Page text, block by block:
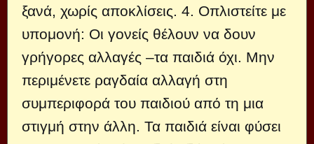
ξανά, χωρίς αποκλίσεις. 4. Oπλιστείτε με
υπομονή: Οι γονείς θέλουν να δουν
γρήγορες αλλαγές –τα παιδιά όχι. Μην
περιμένετε ραγδαία αλλαγή στη
συμπεριφορά του παιδιού από τη μια
στιγμή στην άλλη. Τα παιδιά είναι φύσει